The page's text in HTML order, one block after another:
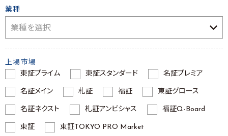
業種
上場市場
東証プライム
東証スタンダード 名証プレミア
名証メイン 札証 福証 東証グロース
名証ネクスト 札証アンビシャス 福証Q-Board
東証 東証TOKYO PRO Market